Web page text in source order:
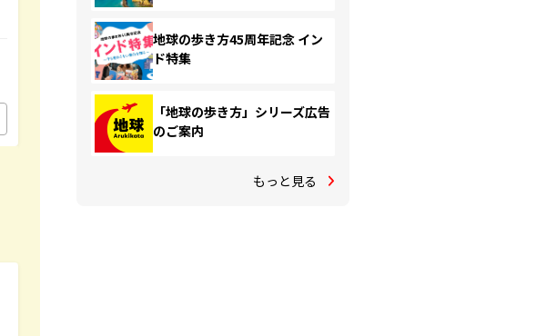
地球の歩き方45周年記念 イン
ド特集
「地球の歩き方」シリーズ広告
のご案内
もっと見る